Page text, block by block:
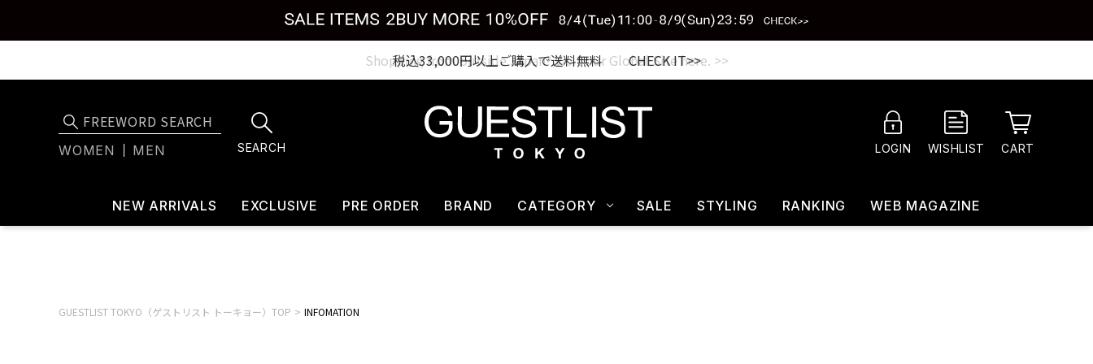
税込33,000円以上ご購入で送料無料 CHECK IT>>
WOMEN MEN SEARCH LOGIN WISHLIST CART
NEW ARRIVALS EXCLUSIVE PRE ORDER BRAND CATEGORY SALE STYLING RANKING WEB MAGAZINE
GUESTLIST TOKYO（ゲストリスト トーキョー）TOP INFOMATION